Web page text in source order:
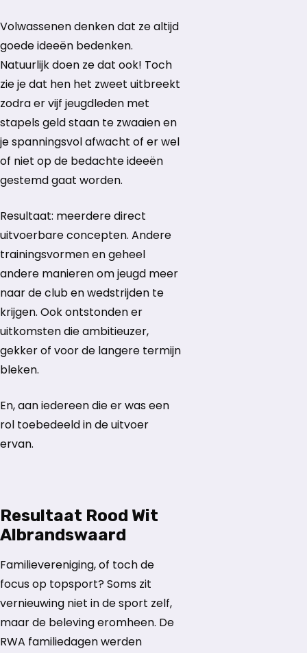
Volwassenen denken dat ze altijd
goede ideeën bedenken.
Natuurlijk doen ze dat ook! Toch
zie je dat hen het zweet uitbreekt
zodra er vijf jeugdleden met
stapels geld staan te zwaaien en
je spanningsvol afwacht of er wel
of niet op de bedachte ideeën
gestemd gaat worden.
Resultaat: meerdere direct
uitvoerbare concepten. Andere
trainingsvormen en geheel
andere manieren om jeugd meer
naar de club en wedstrijden te
krijgen. Ook ontstonden er
uitkomsten die ambitieuzer,
gekker of voor de langere termijn
bleken.
En, aan iedereen die er was een
rol toebedeeld in de uitvoer
ervan.
Resultaat Rood Wit
Albrandswaard
Familievereniging, of toch de
focus op topsport? Soms zit
vernieuwing niet in de sport zelf,
maar de beleving eromheen. De
RWA familiedagen werden